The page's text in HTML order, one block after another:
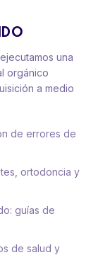
una
orgánico
a medio
de errores de
ortodoncia y
guías de
de salud y